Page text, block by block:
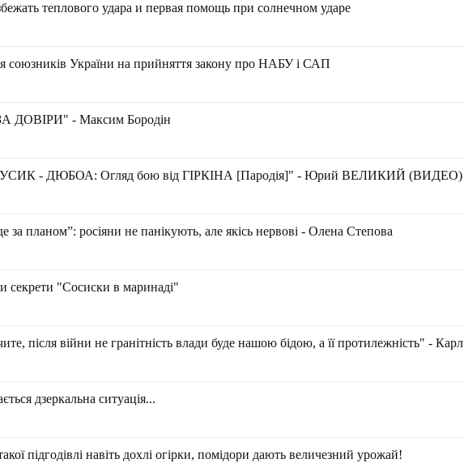
теплового удара и первая помощь при солнечном ударе
союзників України на прийняття закону про НАБУ і САП
ДОВІРИ" - Максим Бородін
УСИК - ДЮБОА: Огляд бою від ГІРКІНА [Пародія]" - Юрий ВЕЛИКИЙ (ВИДЕО)
за планом”: росіяни не панікують, але якісь нервові - Олена Степова
секрети "Сосиски в маринаді"
після війни не гранітність влади буде нашою бідою, а її протилежність" - Карл
дзеркальна ситуація...
підгодівлі навіть дохлі огірки, помідори дають величезний урожай!